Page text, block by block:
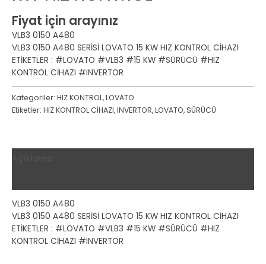
Fiyat için arayınız
VLB3 0150 A480
VLB3 0150 A480 SERİSİ LOVATO 15 KW HIZ KONTROL CİHAZI
ETİKETLER : #LOVATO #VLB3 #15 KW #SÜRÜCÜ #HIZ
KONTROL CİHAZI #INVERTOR
Kategoriler: HIZ KONTROL,LOVATO
Etiketler: HIZ KONTROL CİHAZI,INVERTOR,LOVATO, SÜRÜCÜ
VLB3 0150 A480
VLB3 0150 A480 SERİSİ LOVATO 15 KW HIZ KONTROL CİHAZI
ETİKETLER : #LOVATO #VLB3 #15 KW #SÜRÜCÜ #HIZ
KONTROL CİHAZI #INVERTOR